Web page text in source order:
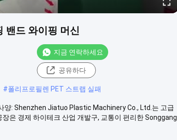
밴드 와이핑 머신
지금 연락하세요
공유하다
#폴리프로필렌 PET 스트랩 실패
양: Shenzhen Jiatuo Plastic Machinery Co., Ltd.는 고급
은 경제 하이테크 산업 개발구, 교통이 편리한 Songgang